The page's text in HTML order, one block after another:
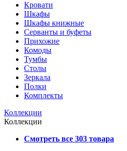
Кровати
Шкафы
Шкафы книжные
Серванты и буфеты
Прихожие
Комоды
Тумбы
Столы
Зеркала
Полки
Комплекты
Коллекции
Коллекции
Смотреть все 303 товара